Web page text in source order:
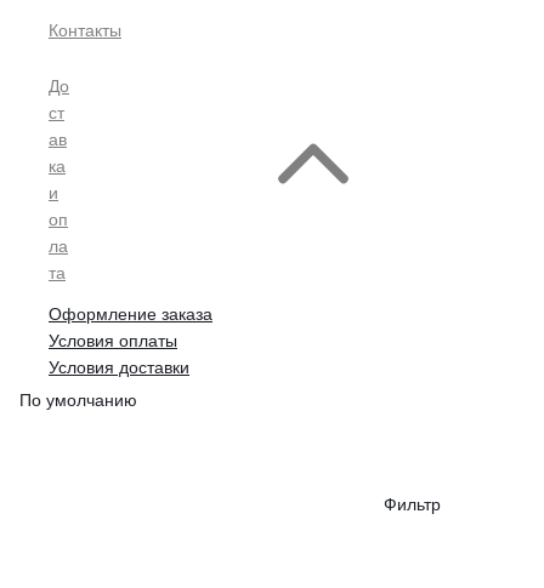
Контакты
До
ст
ав
ка
и
оп
ла
та
Оформление заказа
Условия оплаты
Условия доставки
По умолчанию
Фильтр